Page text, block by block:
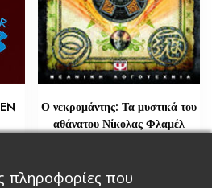
Ο νεκρομάντης: Τα μυστικά του
αθάνατου Νίκολας Φλαμέλ
πληροφορίες που